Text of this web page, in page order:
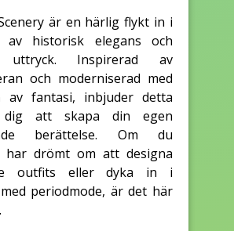
är en härlig flykt in i
historisk elegans och
uttryck. Inspirerad av
och moderniserad med
av fantasi, inbjuder detta
dig att skapa din egen
berättelse. Om du
har drömt om att designa
outfits eller dyka in i
periodmode, är det här